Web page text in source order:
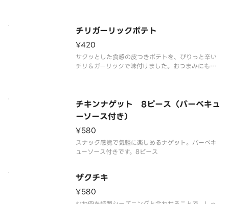
チリガーリックポテト
¥420
サクッとした食感の皮つきポテトを、ぴりっと辛い
チリ＆ガーリックで味付けました。おつまみにもぴ
チキンナゲット 8ピース（バーベキュ
ーソース付き）
¥580
スナック感覚で気軽に楽しめるナゲット。バーベキ
ューソース付きです。8ピース
ザクチキ
¥580